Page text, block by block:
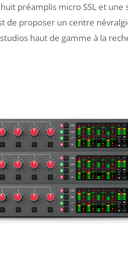
préamplis micro SSL et
de proposer un centre
haut de gamme à la